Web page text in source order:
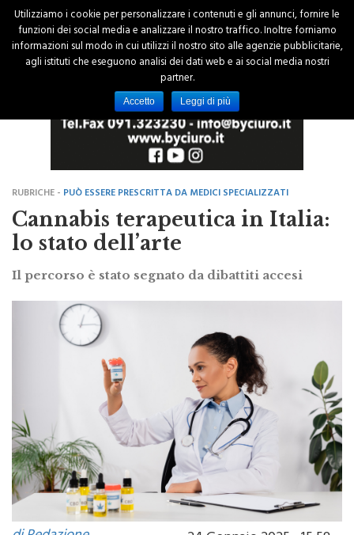
RUBRICHE -PUÒ ESSERE PRESCRITTA DA MEDICI SPECIALIZZATI
Cannabis terapeutica in Italia:
lo stato dell’arte
Il percorso è stato segnato da dibattiti accesi
di Redazione
24 Gennaio 2025 - 15:58
Utilizziamo i cookie per personalizzare i contenuti e gli annunci, fornire le
funzioni dei social media e analizzare il nostro traffico. Inoltre forniamo
informazioni sul modo in cui utilizzi il nostro sito alle agenzie pubblicitarie,
agli istituti che eseguono analisi dei dati web e ai social media nostri
partner.
Accetto Leggi di più